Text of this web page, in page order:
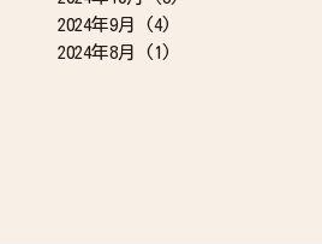
2024年9月
(4)
2024年8月
(1)